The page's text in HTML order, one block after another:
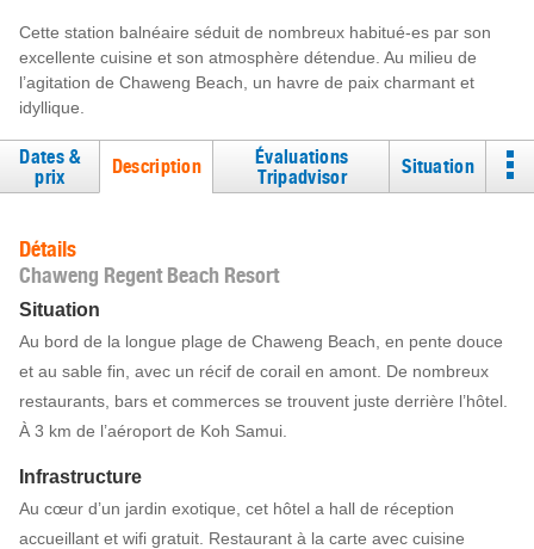
Cette station balnéaire séduit de nombreux habitué-es par son
excellente cuisine et son atmosphère détendue. Au milieu de
l’agitation de Chaweng Beach, un havre de paix charmant et
idyllique.
Dates &
prix
Description
Évaluations
Tripadvisor
Situation
Détails
Chaweng Regent Beach Resort
Situation
Au bord de la longue plage de Chaweng Beach, en pente douce
et au sable fin, avec un récif de corail en amont. De nombreux
restaurants, bars et commerces se trouvent juste derrière l’hôtel.
À 3 km de l’aéroport de Koh Samui.
Infrastructure
Au cœur d’un jardin exotique, cet hôtel a hall de réception
accueillant et wifi gratuit. Restaurant à la carte avec cuisine